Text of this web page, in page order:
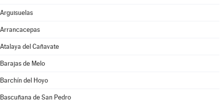
Arguisuelas
Arrancacepas
Atalaya del Cañavate
Barajas de Melo
Barchín del Hoyo
Bascuñana de San Pedro